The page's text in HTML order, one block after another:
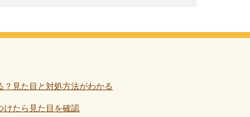
？見た目と対処方法がわかる
けたら見た目を確認